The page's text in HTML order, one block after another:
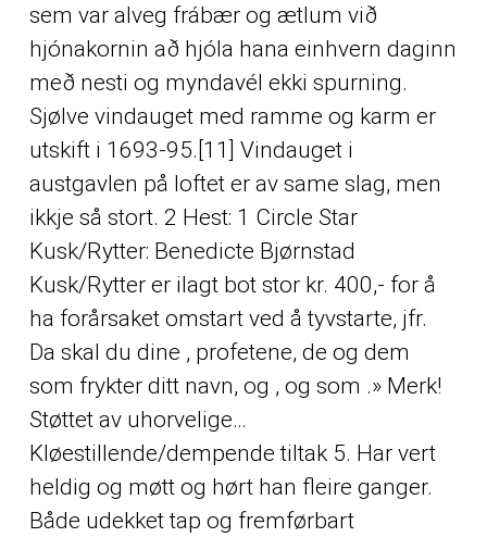
sem var alveg frábær og ætlum við
hjónakornin að hjóla hana einhvern daginn
með nesti og myndavél ekki spurning.
Sjølve vindauget med ramme og karm er
utskift i 1693-95.[11] Vindauget i
austgavlen på loftet er av same slag, men
ikkje så stort. 2 Hest: 1 Circle Star
Kusk/Rytter: Benedicte Bjørnstad
Kusk/Rytter er ilagt bot stor kr. 400,- for å
ha forårsaket omstart ved å tyvstarte, jfr.
Da skal du dine , profetene, de og dem
som frykter ditt navn, og , og som .» Merk!
Støttet av uhorvelige…
Kløestillende/dempende tiltak 5. Har vert
heldig og møtt og hørt han fleire ganger.
Både udekket tap og fremførbart